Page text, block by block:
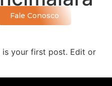
Fale Conosco
is your first post. Edit or